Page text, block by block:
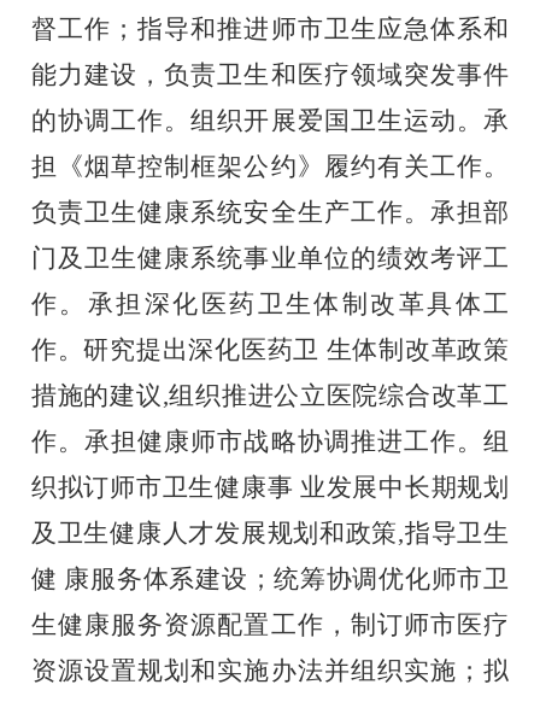
督工作；指导和推进师市卫生应急体系和
能力建设，负责卫生和医疗领域突发事件
的协调工作。组织开展爱国卫生运动。承
担《烟草控制框架公约》履约有关工作。
负责卫生健康系统安全生产工作。承担部
门及卫生健康系统事业单位的绩效考评工
作。承担深化医药卫生体制改革具体工
作。研究提出深化医药卫 生体制改革政策
措施的建议,组织推进公立医院综合改革工
作。承担健康师市战略协调推进工作。组
织拟订师市卫生健康事 业发展中长期规划
及卫生健康人才发展规划和政策,指导卫生
健 康服务体系建设；统筹协调优化师市卫
生健康服务资源配置工作，制订师市医疗
资源设置规划和实施办法并组织实施；拟